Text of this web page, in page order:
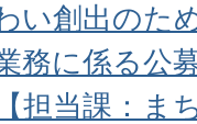
い創出のた
務に係る公
担当課：ま